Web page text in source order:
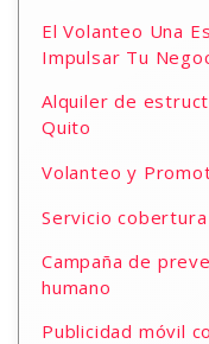
El Volanteo Una
Impulsar Tu
Alquiler de
Quito
Volanteo y
Servicio
Campaña de
humano
Publicidad móvil